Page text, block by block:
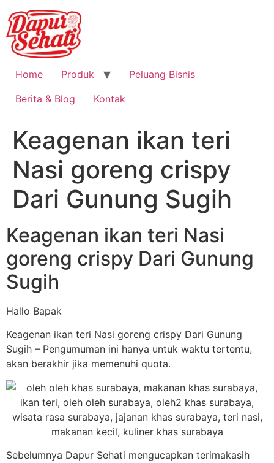
Home Produk
Peluang Bisnis
Berita & Blog
Kontak
Keagenan ikan teri
Nasi goreng crispy
Dari Gunung Sugih
Keagenan ikan teri Nasi
goreng crispy Dari Gunung
Sugih
Hallo Bapak
Keagenan ikan teri Nasi goreng crispy Dari Gunung
Sugih – Pengumuman ini hanya untuk waktu tertentu,
akan berakhir jika memenuhi quota.
Sebelumnya Dapur Sehati mengucapkan terimakasih